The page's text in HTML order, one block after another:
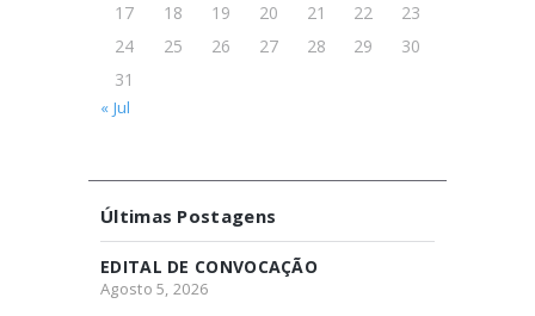
17
18 19 20 21 22
23
24
25 26 27 28 29
30
31
« Jul
Últimas Postagens
EDITAL DE CONVOCAÇÃO
Agosto 5, 2026